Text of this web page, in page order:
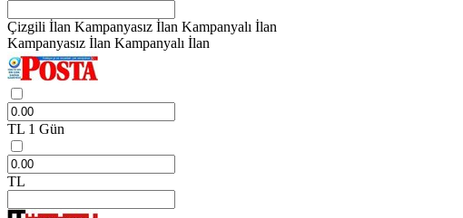
Çizgili İlan Kampanyasız İlan Kampanyalı İlan
Kampanyasız İlan Kampanyalı İlan
TL 1 Gün
TL